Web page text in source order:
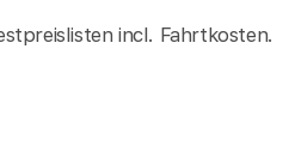
incl. Fahrtkosten.